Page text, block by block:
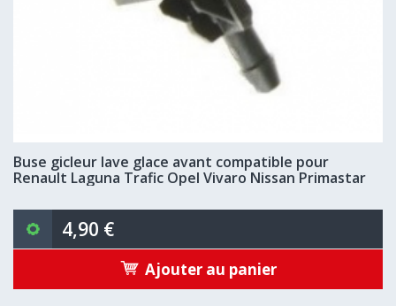
Buse gicleur lave glace avant compatible pour
Renault Laguna Trafic Opel Vivaro Nissan Primastar
4,90 €
Ajouter au panier